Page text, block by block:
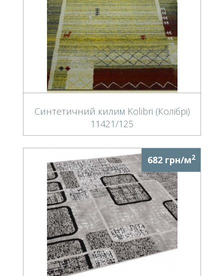
Синтетичний килим Kolibri (Колібрі)
11421/125
682 грн/м2